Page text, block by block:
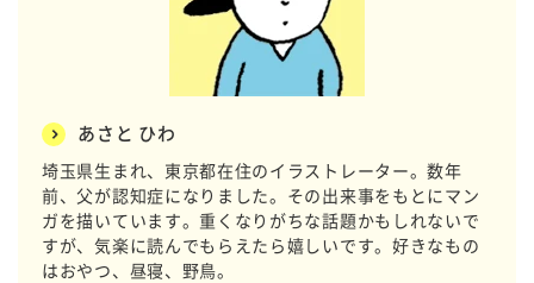
あさと ひわ
埼玉県生まれ、東京都在住のイラストレーター。数年
前、父が認知症になりました。その出来事をもとにマン
ガを描いています。重くなりがちな話題かもしれないで
すが、気楽に読んでもらえたら嬉しいです。好きなもの
はおやつ、昼寝、野鳥。